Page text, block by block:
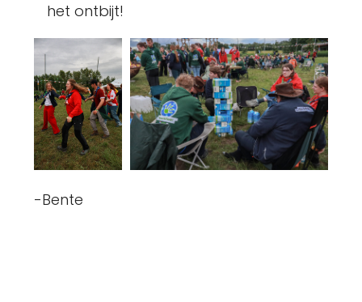
het ontbijt!
-Bente